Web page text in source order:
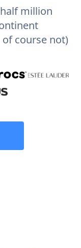
million
course not)